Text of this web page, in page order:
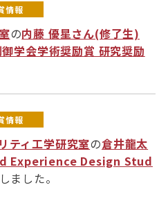
情報
の内藤 優星さん(修了生)
学会学術奨励賞 研究奨励
情報
ティ工学研究室の倉井龍太
Experience Design Stud
しました。